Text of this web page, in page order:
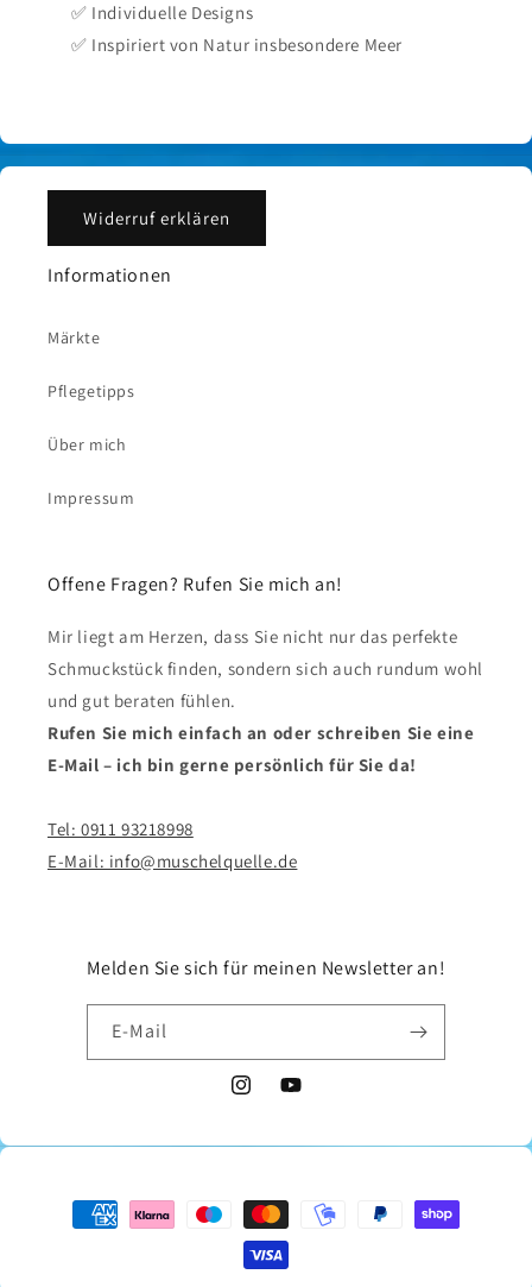
✅ Individuelle Designs
✅ Inspiriert von Natur insbesondere Meer
Widerruf erklären
Informationen
Märkte
Pflegetipps
Über mich
Impressum
Offene Fragen? Rufen Sie mich an!
Mir liegt am Herzen, dass Sie nicht nur das perfekte
Schmuckstück finden, sondern sich auch rundum wohl
und gut beraten fühlen.
Rufen Sie mich einfach an oder schreiben Sie eine
E-Mail – ich bin gerne persönlich für Sie da!
Tel: 0911 93218998
E-Mail: info@muschelquelle.de
Melden Sie sich für meinen Newsletter an!
E-Mail
InstagramYouTube
Zahlungsmethoden